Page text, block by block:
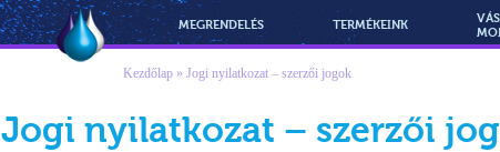
Vízmegoldás
MEGRENDELÉS TERMÉKEINK
Kezdőlap » Jogi nyilatkozat – szerzői jogok
Jogi nyilatkozat – szerzői